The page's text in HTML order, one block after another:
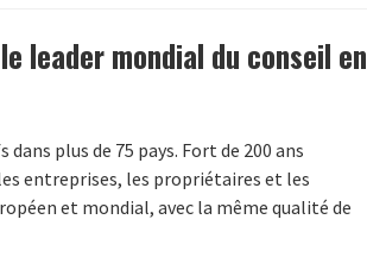
le leader mondial du conseil en
plus de 75 pays. Fort de 200 ans
entreprises, les propriétaires et les
et mondial, avec la même qualité de